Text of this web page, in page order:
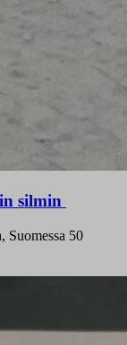
silmin
Suomessa 50